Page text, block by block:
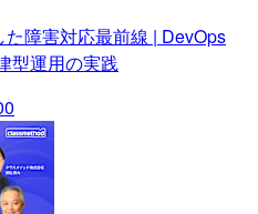
た障害対応最前線 | DevOps
型運用の実践